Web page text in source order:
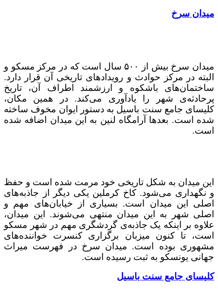
میدان سرخ
میدان سرخ بیش از ۵۰۰ سال است که در مرکز مسکو و
البته در مرکز حوادث و رویدادهای تاریخی آن قرار دارد.
ساختمان‌های باشکوه و ارزشمند اطراف آن، تاریخ
پرحادثه‌ی شهر را یادآوری می‌کند. در همین مکان،
کلیسای جامع سنت باسیل به دستور ایوان مخوف ساخته
شده است. بعدها آرامگاه لنین به این میدان اضافه شده
است.
این میدان به شکل تاریخی خود مرمت شده است و حفظ
و نگهداری می‌شود. کاخ کرملین یکی دیگر از جاذبه‌های
اصلی این میدان است. بسیاری از خیابان‌های مهم و
اصلی شهر به این میدان منتهی می‌شوند. این میدان،
علاوه بر اینکه یک جاذبه‌ی گردشگری مهم در شهر مسکو
است، تا کنون میزبان برگزاری کنسرت خواننده‌های
مشهوری بوده است. میدان سرخ در فهرست میراث
جهانی یونسکو به ثبت رسیده است.
کلیسای جامع سنت باسیل